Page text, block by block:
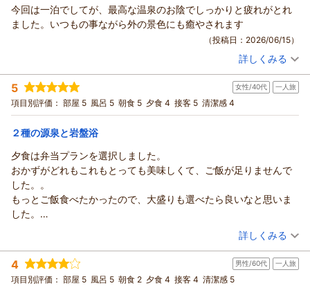
南郷（夢）温泉 共林荘からの返信
この度は南郷温泉 共林荘にご宿泊いただきまして誠にありが
とうございます。温泉の泉質をお褒め頂き、誠にありがとうご
ざいます。山菜につきましてはワラビなどの他、自家栽培の薬
草も楽しめます。
旅館は山間部に位置してますが横手市内やふるさと村までは車
で30分程で行けます。次回も横手の観光の宿泊地としてご来訪
頂けたら嬉しいです。お待ちしております。
今回は一泊でしてが、最高な温泉のお陰でしっかりと疲れがとれ
ました。いつもの事ながら外の景色にも癒やされます
（投稿日：2026/06/15）
投稿者： マーチャンさん(男性/60代)
宿泊プラン： 【秋田得旅】【迷ったらコレ】名湯と秋田の味覚／スタンダー
ドプラン
ツイン 朝・夕 夕/個室利用
宿泊価格帯： 12,001～13,000円(大人一人あたり/税込)
いつも南郷温泉 共林荘をご愛顧いただき誠にありがとうござ
います。これからも横手の温泉旅館としてゆったりとお体の疲
れがとれるよう、ゆったりと過ごせる時間を提供できるよう努
めてまいります。
2,3日前からアジサイが少しずつ開花しました。次回来訪時には
（返信日：2026/06/24）
詳しくみる
5 女性/40代 一人旅
項目別評価： 部屋 5 風呂 5 朝食 5 夕食 4 接客 5 清潔感 4
２種の源泉と岩盤浴
夕食は弁当プランを選択しました。
おかずがどれもこれもとっても美味しくて、ご飯が足りませんで
した。。
もっとご飯食べたかったので、大盛りも選べたら良いなと思いま
した。
カーテン等が無いので、朝は自然光による自然の目覚ましで良
き。
お風呂はどちらも言うことなし。
（投稿日：2026/04/25）
宿泊時期： 2026年03月宿泊 (一人旅)
投稿者： かゆりさん
宿泊プラン： 【平日５室限定/夕食お弁当付】出張応援！夕食はお部屋で食べ
詳しくみる
4 男性/60代 一人旅
項目別評価： 部屋 5 風呂 5 朝食 2 夕食 4 接客 4 清潔感 5